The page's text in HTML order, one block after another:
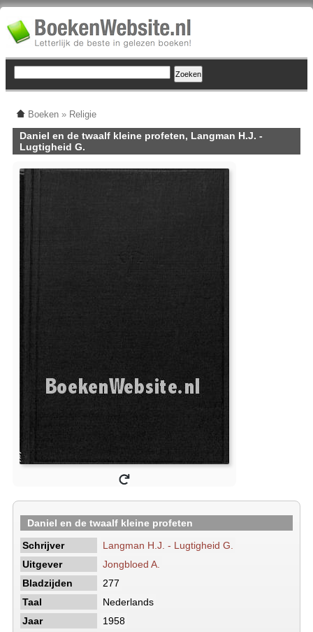
Boeken » Religie
Daniel en de twaalf kleine profeten, Langman H.J. -
Lugtigheid G.
Daniel en de twaalf kleine profeten
Schrijver
Langman H.J. - Lugtigheid G.
Uitgever
Jongbloed A.
Bladzijden
277
Taal
Nederlands
Jaar
1958